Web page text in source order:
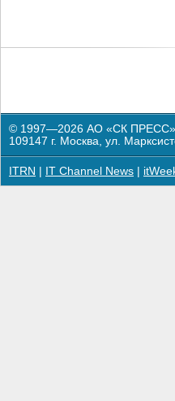
© 1997—2026 АО «СК
109147 г. Москва, ул.
ITRN IT Channel News